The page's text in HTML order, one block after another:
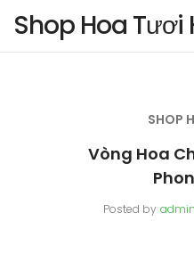
Shop Hoa Tươi
SHOP
Vòng Hoa
Posted by admin